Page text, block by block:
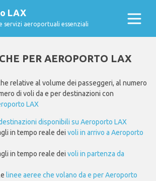
LAX
servizi aeroportuali essenziali
PER AEROPORTO LAX
relative al volume dei passeggeri, al numero
di voli da e per destinazioni con
LAX
disponibili su Aeroporto LAX
in tempo reale dei voli in arrivo a Aeroporto
in tempo reale dei voli in partenza da
linee aeree che volano da e per Aeroporto